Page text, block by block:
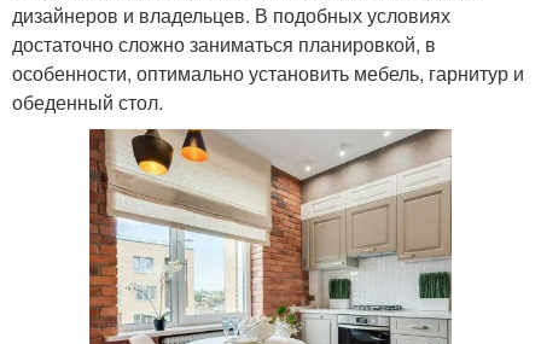
дизайнеров и владельцев. В подобных условиях
достаточно сложно заниматься планировкой, в
особенности, оптимально установить мебель, гарнитур и
обеденный стол.